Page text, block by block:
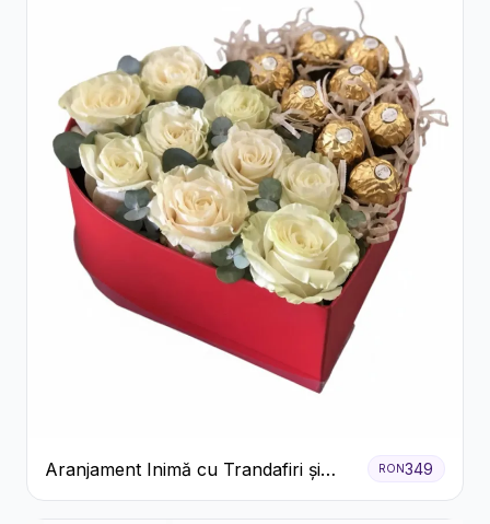
Aranjament Inimă cu Trandafiri și
Praline Ferrero
RON349